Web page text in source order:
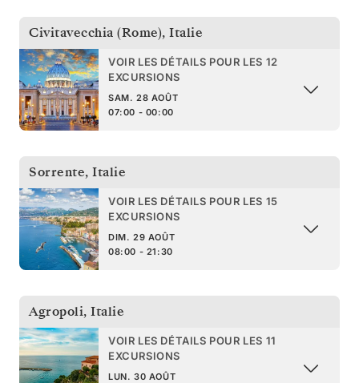
Civitavecchia (Rome), Italie
VOIR LES DÉTAILS POUR LES 12
EXCURSIONS
SAM. 28 AOÛT
07:00 - 00:00
Sorrente, Italie
VOIR LES DÉTAILS POUR LES 15
EXCURSIONS
DIM. 29 AOÛT
08:00 - 21:30
Agropoli, Italie
VOIR LES DÉTAILS POUR LES 11
EXCURSIONS
LUN. 30 AOÛT